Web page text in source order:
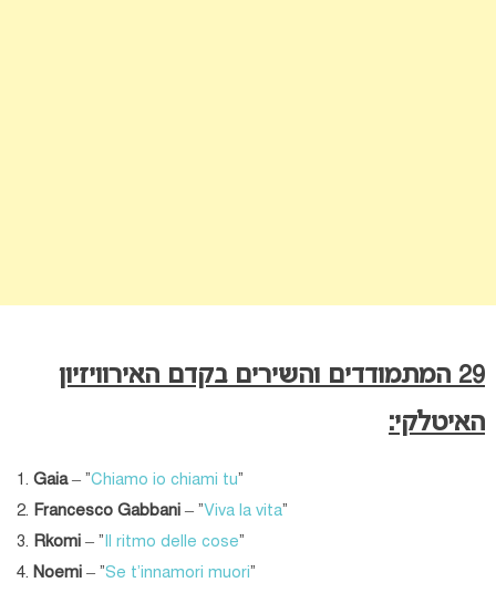
29 המתמודדים והשירים בקדם האירוויזיון
האיטלקי:
Gaia– “Chiamo io chiami tu“
Francesco Gabbani – “Viva la vita“
Rkomi – “ Il ritmo delle cose“
Noemi – “Se t’innamori muori“